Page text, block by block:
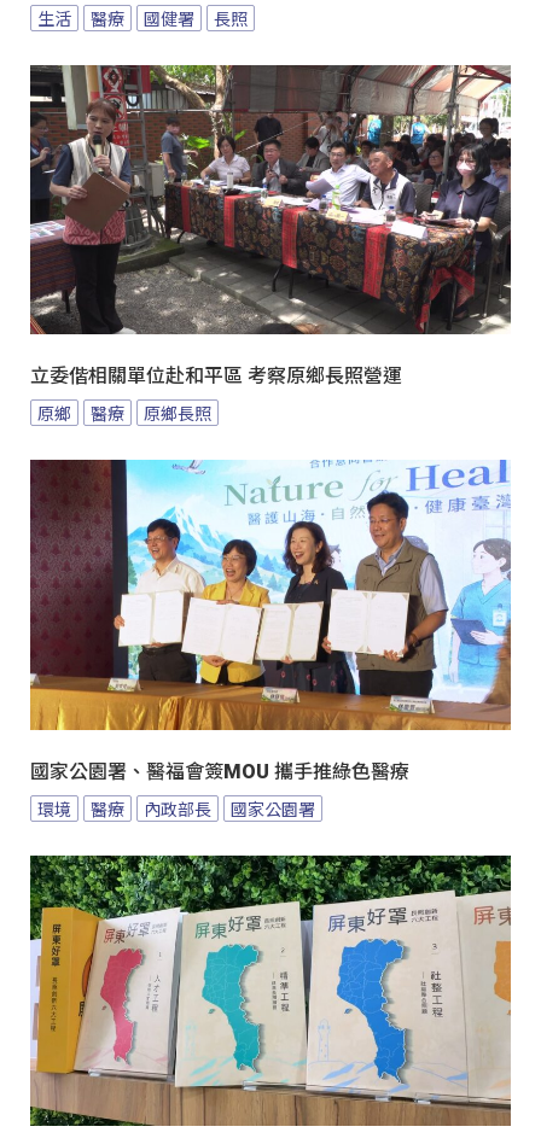
生活 醫療 國健署 長照
立委偕相關單位赴和平區 考察原鄉長照營運
原鄉 醫療 原鄉長照
國家公園署、醫福會簽MOU 攜手推綠色醫療
環境 醫療 內政部長 國家公園署